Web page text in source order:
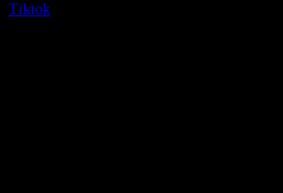
Tiktok